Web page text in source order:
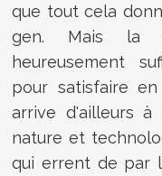
que tout cela
gen. Mais la
heureusement
pour satisfaire
arrive d'ailleurs à
nature et
qui errent de par